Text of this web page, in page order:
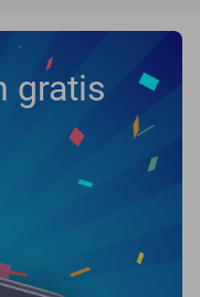
gratis